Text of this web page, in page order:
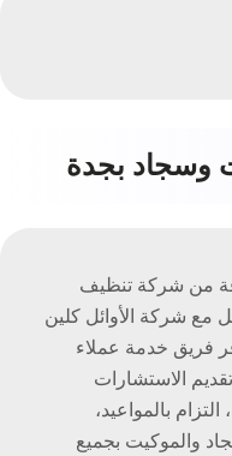
وسجاد بجدة
من شركة تنظيف
مع شركة الأوائل كلين
حيث يتوفر فريق خدمة عملاء
الاستشارات
بالمواعيد،
والموكيت بجميع